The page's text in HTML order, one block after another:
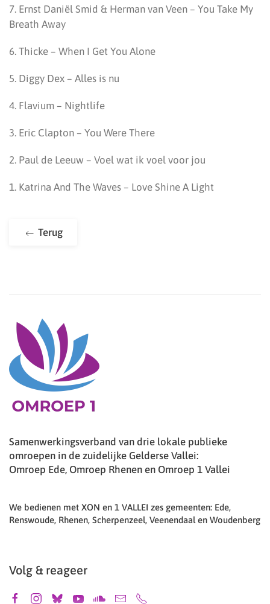
7. Ernst Daniël Smid & Herman van Veen – You Take My
Breath Away
6. Thicke – When I Get You Alone
5. Diggy Dex – Alles is nu
4. Flavium – Nightlife
3. Eric Clapton – You Were There
2. Paul de Leeuw – Voel wat ik voel voor jou
1. Katrina And The Waves – Love Shine A Light
Terug
Samenwerkingsverband van drie lokale publieke
omroepen in de zuidelijke Gelderse Vallei:
Omroep Ede, Omroep Rhenen en Omroep 1 Vallei
We bedienen met XON en 1 VALLEI zes gemeenten: Ede,
Renswoude, Rhenen, Scherpenzeel, Veenendaal en Woudenberg
Volg & reageer